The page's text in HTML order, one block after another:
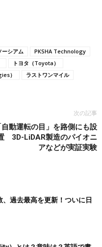
シアム
PKSHA Technology
トヨタ（Toyota）
）
ラストワンマイル
次の記事
自動運転の目」を路側にも設
3D-LiDAR製造のパイオニ
アなどが実証実験
、過去最高を更新！ついに日